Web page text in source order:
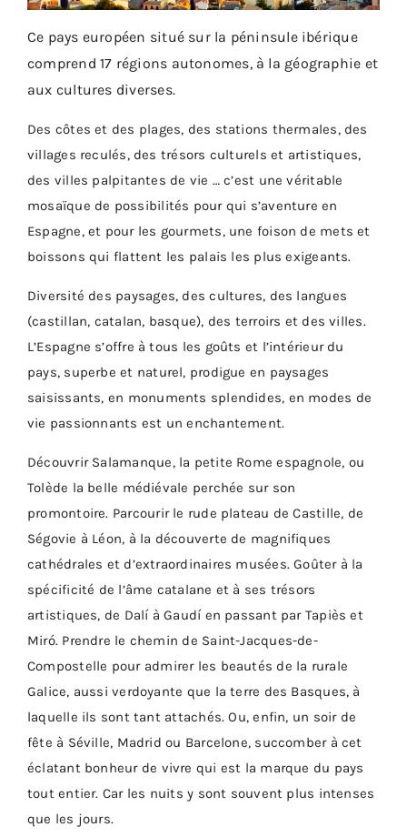
Ce pays européen situé sur la péninsule ibérique
comprend 17 régions autonomes, à la géographie et
aux cultures diverses.
Des côtes et des plages, des stations thermales, des
villages reculés, des trésors culturels et artistiques,
des villes palpitantes de vie … c’est une véritable
mosaïque de possibilités pour qui s’aventure en
Espagne, et pour les gourmets, une foison de mets et
boissons qui flattent les palais les plus exigeants.
Diversité des paysages, des cultures, des langues
(castillan, catalan, basque), des terroirs et des villes.
L’Espagne s’offre à tous les goûts et l’intérieur du
pays, superbe et naturel, prodigue en paysages
saisissants, en monuments splendides, en modes de
vie passionnants est un enchantement.
Découvrir Salamanque, la petite Rome espagnole, ou
Tolède la belle médiévale perchée sur son
promontoire. Parcourir le rude plateau de Castille, de
Ségovie à Léon, à la découverte de magnifiques
cathédrales et d’extraordinaires musées. Goûter à la
spécificité de l’âme catalane et à ses trésors
artistiques, de Dalí à Gaudí en passant par Tapiès et
Miró. Prendre le chemin de Saint-Jacques-de-
Compostelle pour admirer les beautés de la rurale
Galice, aussi verdoyante que la terre des Basques, à
laquelle ils sont tant attachés. Ou, enfin, un soir de
fête à Séville, Madrid ou Barcelone, succomber à cet
éclatant bonheur de vivre qui est la marque du pays
tout entier. Car les nuits y sont souvent plus intenses
que les jours.